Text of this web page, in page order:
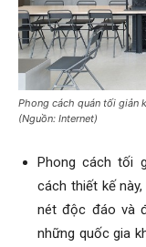
Phong cách quán tối giản
(Nguồn: Internet)
Phong cách tối
cách thiết kế
nét độc đáo và
những quốc gia